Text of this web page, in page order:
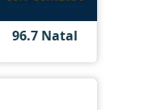
96.7 Natal